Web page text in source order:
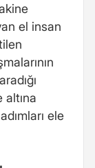
el insan
ele